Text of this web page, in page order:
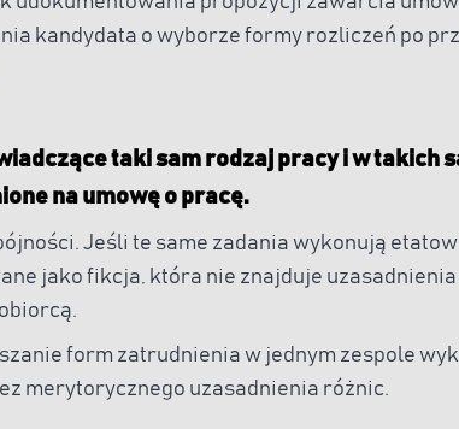
kandydata o wyborze formy rozliczeń po
taki sam rodzaj pracy i w takich
na umowę o pracę.
Jeśli te same zadania wykonują
jako fikcja, która nie znajduje
form zatrudnienia w jednym zespole
merytorycznego uzasadnienia różnic.